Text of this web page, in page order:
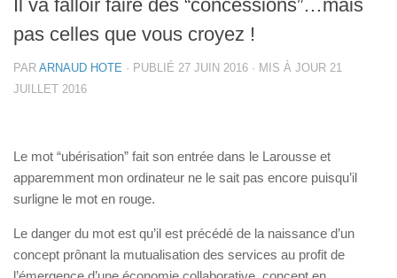
Il va falloir faire des “concessions”…mais
pas celles que vous croyez !
PAR ARNAUD HOTE · PUBLIÉ 27 JUIN 2016 · MIS À JOUR 21
JUILLET 2016
Le mot “ubérisation” fait son entrée dans le Larousse et
apparemment mon ordinateur ne le sait pas encore puisqu’il
surligne le mot en rouge.
Le danger du mot est qu’il est précédé de la naissance d’un
concept prônant la mutualisation des services au profit de